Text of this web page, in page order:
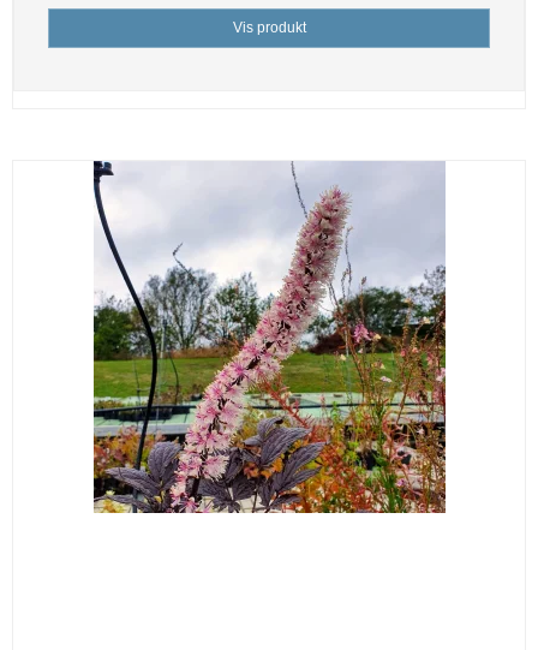
Vis produkt